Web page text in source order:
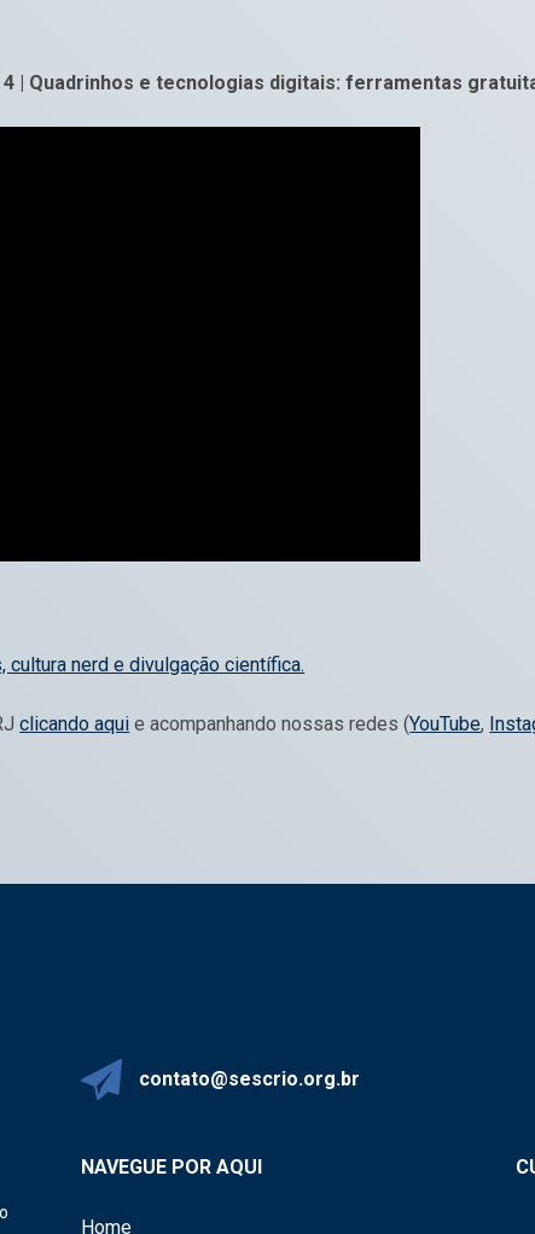
| Quadrinhos e tecnologias digitais: ferramentas
cultura nerd e divulgação científica.
clicando aqui e acompanhando nossas redes (YouTube,
contato@sescrio.org.br
NAVEGUE POR AQUI
Home